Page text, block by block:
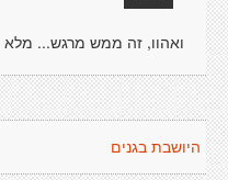
ואהוו, זה ממש מרגש... מלא
היושבת בגנים